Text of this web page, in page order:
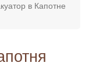
в Капотне